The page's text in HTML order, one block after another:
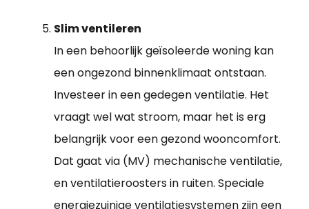
Slim ventileren
In een behoorlijk geïsoleerde woning kan
een ongezond binnenklimaat ontstaan.
Investeer in een gedegen ventilatie. Het
vraagt wel wat stroom, maar het is erg
belangrijk voor een gezond wooncomfort.
Dat gaat via (MV) mechanische ventilatie,
en ventilatieroosters in ruiten. Speciale
energiezuinige ventilatiesystemen zijn een